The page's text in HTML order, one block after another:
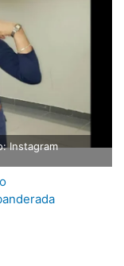
Instagram